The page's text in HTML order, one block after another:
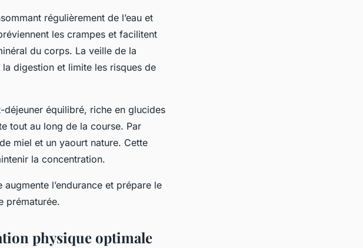
régulièrement de l’eau et
les crampes et facilitent
du corps. La veille de la
digestion et limite les risques de
équilibré, riche en glucides
tout au long de la course. Par
miel et un yaourt nature. Cette
la concentration.
augmente l’endurance et prépare le
prématurée.
physique optimale